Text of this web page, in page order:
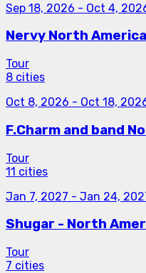
Sep 18, 2026 - Oct 4,
Nervy North
Tour
8 cities
Oct 8, 2026 - Oct 18,
F.Charm and band
Tour
11 cities
Jan 7, 2027 - Jan 24,
Shugar - North
Tour
7 cities